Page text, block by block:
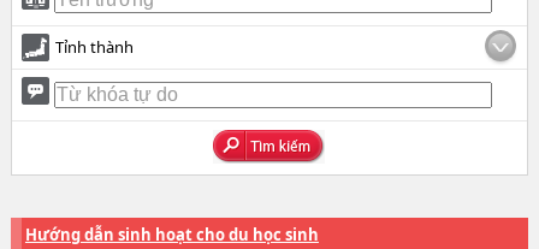
Tỉnh thành
Hướng dẫn sinh hoạt cho du học sinh